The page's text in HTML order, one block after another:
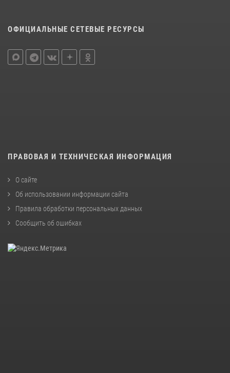
ОФИЦИАЛЬНЫЕ СЕТЕВЫЕ РЕСУРСЫ
ПРАВОВАЯ И ТЕХНИЧЕСКАЯ ИНФОРМАЦИЯ
О сайте
Об использовании информации сайта
Правила обработки персональных данных
Сообщить об ошибках